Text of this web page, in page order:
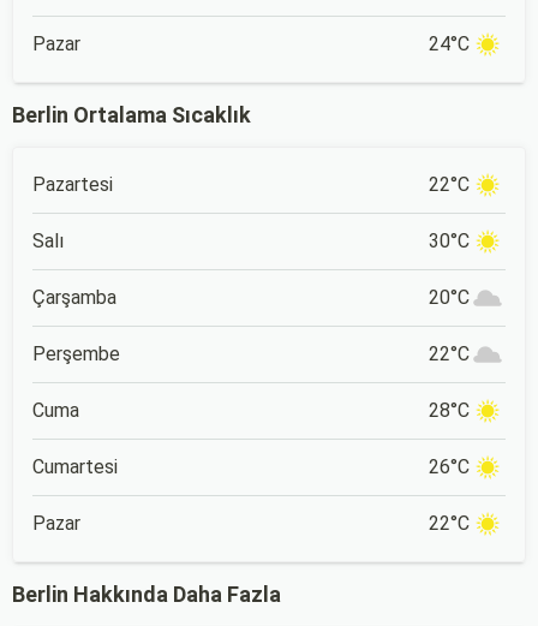
Pazar 24°C
Berlin Ortalama Sıcaklık
Pazartesi 22°C
Salı 30°C
Çarşamba 20°C
Perşembe 22°C
Cuma 28°C
Cumartesi 26°C
Pazar 22°C
Berlin Hakkında Daha Fazla